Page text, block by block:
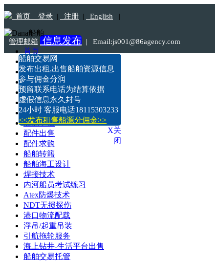
首页 登录 | 注册 | English |
管理邮箱 信息发布 | Email:js001@86agency.com
Tel:18115303233
首页
船舶转港·过户
船舶坞检·坞修·油漆
船价估算
船舶出售
船舶求购
船舶出租
船舶求租
配件出售
配件求购
船舶转籍
船舶海工设计
焊接技术
内河船员考试练习
Atex防爆技术
NDT无损探伤
港口物流配载
浮吊/起重吊装
引航拖轮服务
海上钻井-生活平台出售
船舶交易托管
船舶交易网
发布出租,出售船舶资源信息
参与佣金分润
预留联系电话为结算依据
虚假信息永久封号
24小时 客服电话18115303233
<<发布租售船源分佣金>>
X关
闭